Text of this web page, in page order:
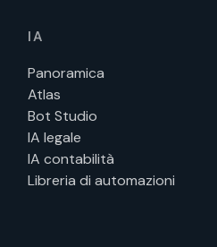
IA
Panoramica
Atlas
Bot Studio
IA legale
IA contabilità
Libreria di automazioni